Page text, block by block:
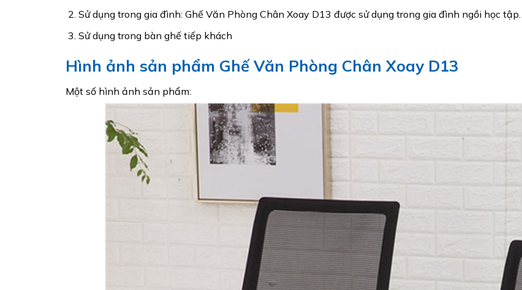
Sử dụng trong gia đình: Ghế Văn Phòng Chân Xoay D13 được sử dụng trong gia đình ngồi học tập….
Sử dụng trong bàn ghế tiếp khách
Hình ảnh sản phẩm Ghế Văn Phòng Chân Xoay D13
Một số hình ảnh sản phẩm: